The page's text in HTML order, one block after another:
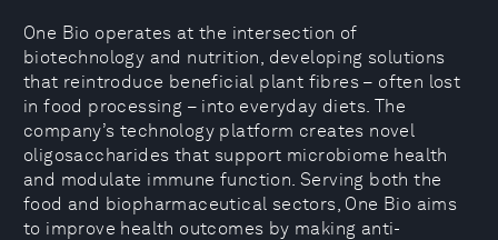
One Bio operates at the intersection of
biotechnology and nutrition, developing solutions
that reintroduce beneficial plant fibres – often lost
in food processing – into everyday diets. The
company’s technology platform creates novel
oligosaccharides that support microbiome health
and modulate immune function. Serving both the
food and biopharmaceutical sectors, One Bio aims
to improve health outcomes by making anti-